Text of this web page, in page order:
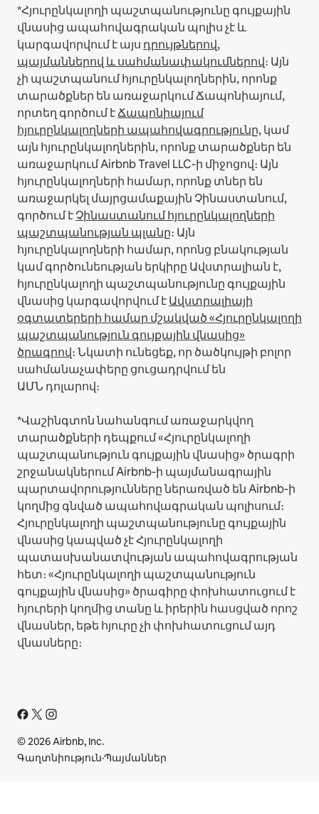
*Հյուրընկալողի պաշտպանությունը գույքային
վնասից ապահովագրական պոլիս չէ և
կարգավորվում է այս դրույթներով,
պայմաններով և սահմանափակումներով։ Այն
չի պաշտպանում հյուրընկալողներին, որոնք
տարածքներ են առաջարկում Ճապոնիայում,
որտեղ գործում էՃապոնիայում
հյուրընկալողների ապահովագրությունը, կամ
այն հյուրընկալողներին, որոնք տարածքներ են
առաջարկում Airbnb Travel LLC-ի միջոցով։ Այն
հյուրընկալողների համար, որոնք տներ են
առաջարկել մայրցամաքային Չինաստանում,
գործում էՉինաստանում հյուրընկալողների
պաշտպանության պլանը։ Այն
հյուրընկալողների համար, որոնց բնակության
կամ գործունեության երկիրը Ավստրալիան է,
հյուրընկալողի պաշտպանությունը գույքային
վնասից կարգավորվում էԱվստրալիայի
օգտատերերի համար մշակված «Հյուրընկալողի
պաշտպանություն գույքային վնասից»
ծրագրով։ Նկատի ունեցեք, որ ծածկույթի բոլոր
սահմանաչափերը ցուցադրվում են
ԱՄՆ դոլարով։
*Վաշինգտոն նահանգում առաջարկվող
տարածքների դեպքում «Հյուրընկալողի
պաշտպանություն գույքային վնասից» ծրագրի
շրջանակներում Airbnb-ի պայմանագրային
պարտավորությունները ներառված են Airbnb-ի
կողմից գնված ապահովագրական պոլիսում։
Հյուրընկալողի պաշտպանությունը գույքային
վնասից կապված չէ Հյուրընկալողի
պատասխանատվության ապահովագրության
հետ։ «Հյուրընկալողի պաշտպանություն
գույքային վնասից» ծրագիրը փոխհատուցում է
հյուրերի կողմից տանը և իրերին հասցված որոշ
վնասներ, եթե հյուրը չի փոխհատուցում այդ
վնասները։
© 2026 Airbnb, Inc.
Գաղտնիություն·Պայմաններ